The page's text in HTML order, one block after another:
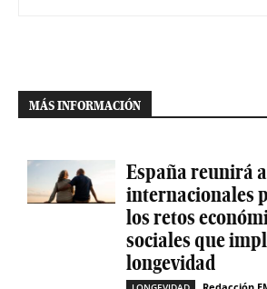
MÁS INFORMACIÓN
España reunirá
internacionales
los retos
sociales que
longevidad